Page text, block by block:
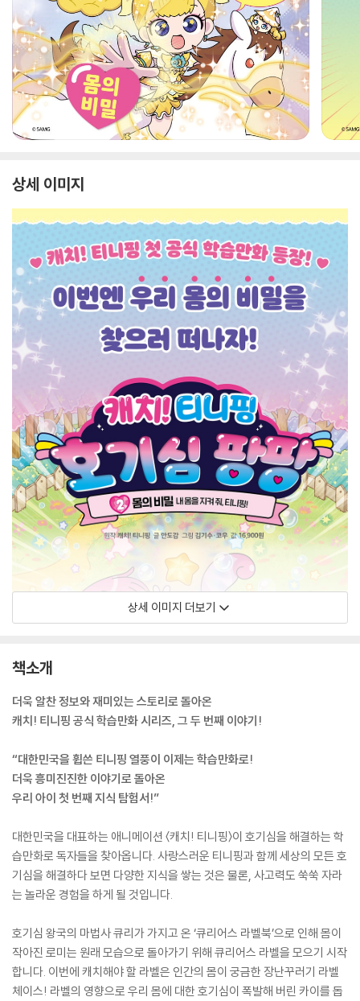
상세 이미지
상세 이미지 더보기
책소개
더욱 알찬 정보와 재미있는 스토리로 돌아온
캐치! 티니핑 공식 학습만화 시리즈, 그 두 번째 이야기!
“대한민국을 휩쓴 티니핑 열풍이 이제는 학습만화로!
더욱 흥미진진한 이야기로 돌아온
우리 아이 첫 번째 지식 탐험서!”
대한민국을 대표하는 애니메이션 〈캐치! 티니핑〉이 호기심을 해결하는 학
습만화로 독자들을 찾아옵니다. 사랑스러운 티니핑과 함께 세상의 모든 호
기심을 해결하다 보면 다양한 지식을 쌓는 것은 물론, 사고력도 쑥쑥 자라
는 놀라운 경험을 하게 될 것입니다.
호기심 왕국의 마법사 큐리가 가지고 온 ‘큐리어스 라벨북’으로 인해 몸이
작아진 로미는 원래 모습으로 돌아가기 위해 큐리어스 라벨을 모으기 시작
합니다. 이번에 캐치해야 할 라벨은 인간의 몸이 궁금한 장난꾸러기 라벨
체이스! 라벨의 영향으로 우리 몸에 대한 호기심이 폭발해 버린 카이를 돕